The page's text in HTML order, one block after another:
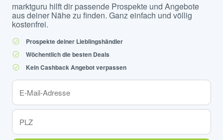
marktguru hilft dir passende Prospekte und Angebote
aus deiner Nähe zu finden. Ganz einfach und völlig
kostenfrei.
Prospekte deiner Lieblingshändler
Wöchentlich die besten Deals
Kein Cashback Angebot verpassen